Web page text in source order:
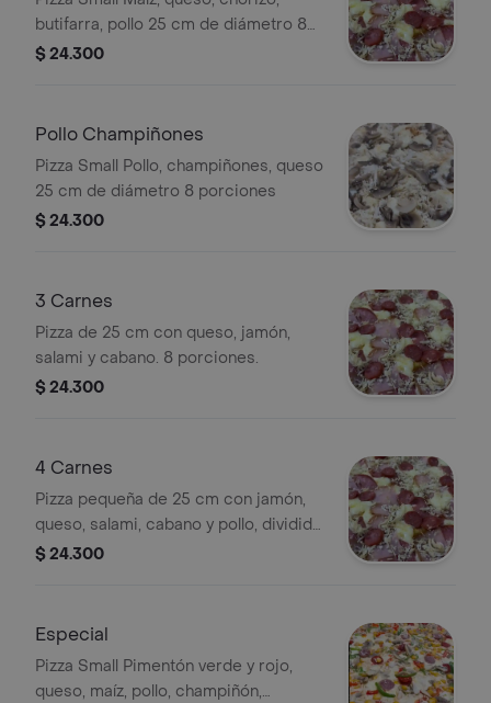
butifarra, pollo 25 cm de diámetro 8
porciones
$ 24.300
Pollo Champiñones
Pizza Small Pollo, champiñones, queso
25 cm de diámetro 8 porciones
$ 24.300
3 Carnes
Pizza de 25 cm con queso, jamón,
salami y cabano. 8 porciones.
$ 24.300
4 Carnes
Pizza pequeña de 25 cm con jamón,
queso, salami, cabano y pollo, dividida
en 8 porciones.
$ 24.300
Especial
Pizza Small Pimentón verde y rojo,
queso, maíz, pollo, champiñón,